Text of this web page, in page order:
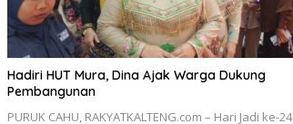
Hadiri HUT Mura, Dina Ajak Warga Dukung
Pembangunan
PURUK CAHU, RAKYATKALTENG.com – Hari Jadi ke-24